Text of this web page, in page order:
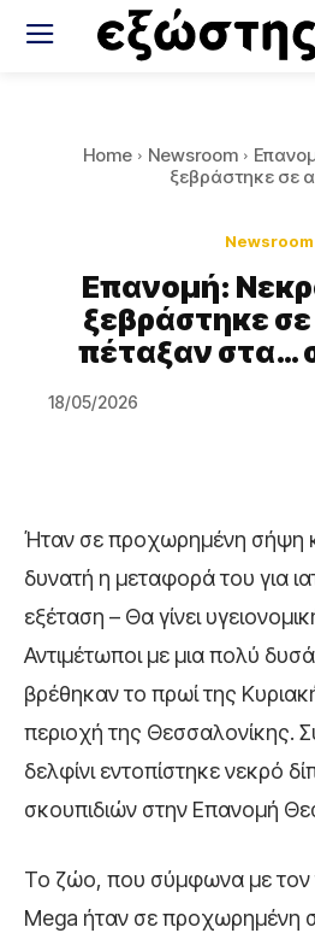
Home Newsroom
ξεβράστηκε σε
Newsroom
Eπανομή:
ξεβράστηκε
πέταξαν στα…
18/05/2026
Ήταν σε προχωρημένη σήψη
δυνατή η μεταφορά του για
εξέταση – Θα γίνει
Αντιμέτωποι με μια πολύ
βρέθηκαν το πρωί της
περιοχή της Θεσσαλονίκης.
δελφίνι εντοπίστηκε νεκρό
σκουπιδιών στην Επανομή
Το ζώο, που σύμφωνα με τον
Mega ήταν σε προχωρημένη